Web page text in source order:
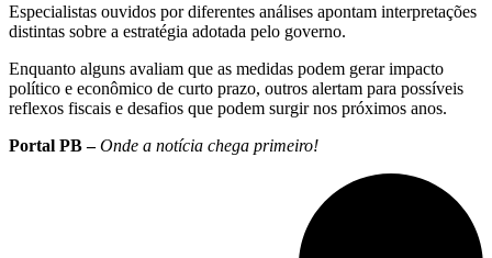
Especialistas ouvidos por diferentes análises apontam interpretações
distintas sobre a estratégia adotada pelo governo.
Enquanto alguns avaliam que as medidas podem gerar impacto
político e econômico de curto prazo, outros alertam para possíveis
reflexos fiscais e desafios que podem surgir nos próximos anos.
Portal PB – Onde a notícia chega primeiro!